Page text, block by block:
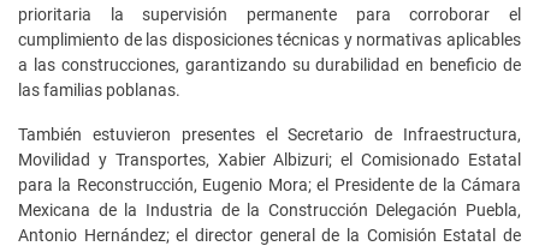
prioritaria la supervisión permanente para corroborar el
cumplimiento de las disposiciones técnicas y normativas aplicables
a las construcciones, garantizando su durabilidad en beneficio de
las familias poblanas.
También estuvieron presentes el Secretario de Infraestructura,
Movilidad y Transportes, Xabier Albizuri; el Comisionado Estatal
para la Reconstrucción, Eugenio Mora; el Presidente de la Cámara
Mexicana de la Industria de la Construcción Delegación Puebla,
Antonio Hernández; el director general de la Comisión Estatal de